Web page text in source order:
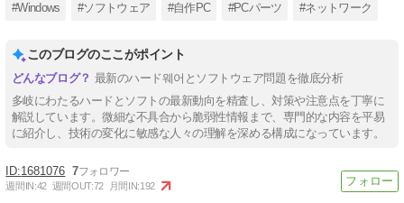
#Windows #ソフトウェア #自作PC #PCパーツ #ネットワーク
このブログのここがポイント
最新のハード웨어とソフトウェア問題を徹底分析
多岐にわたるハードとソフトの最新動向を精査し、対策や注意点を丁寧に
解説しています。微細な不具合から脆弱性情報まで、専門的な内容を平易
に紹介し、技術の変化に敏感な人々の理解を深める構成になっています。
1681076 7
週間IN:42 週間OUT:72 月間IN:192